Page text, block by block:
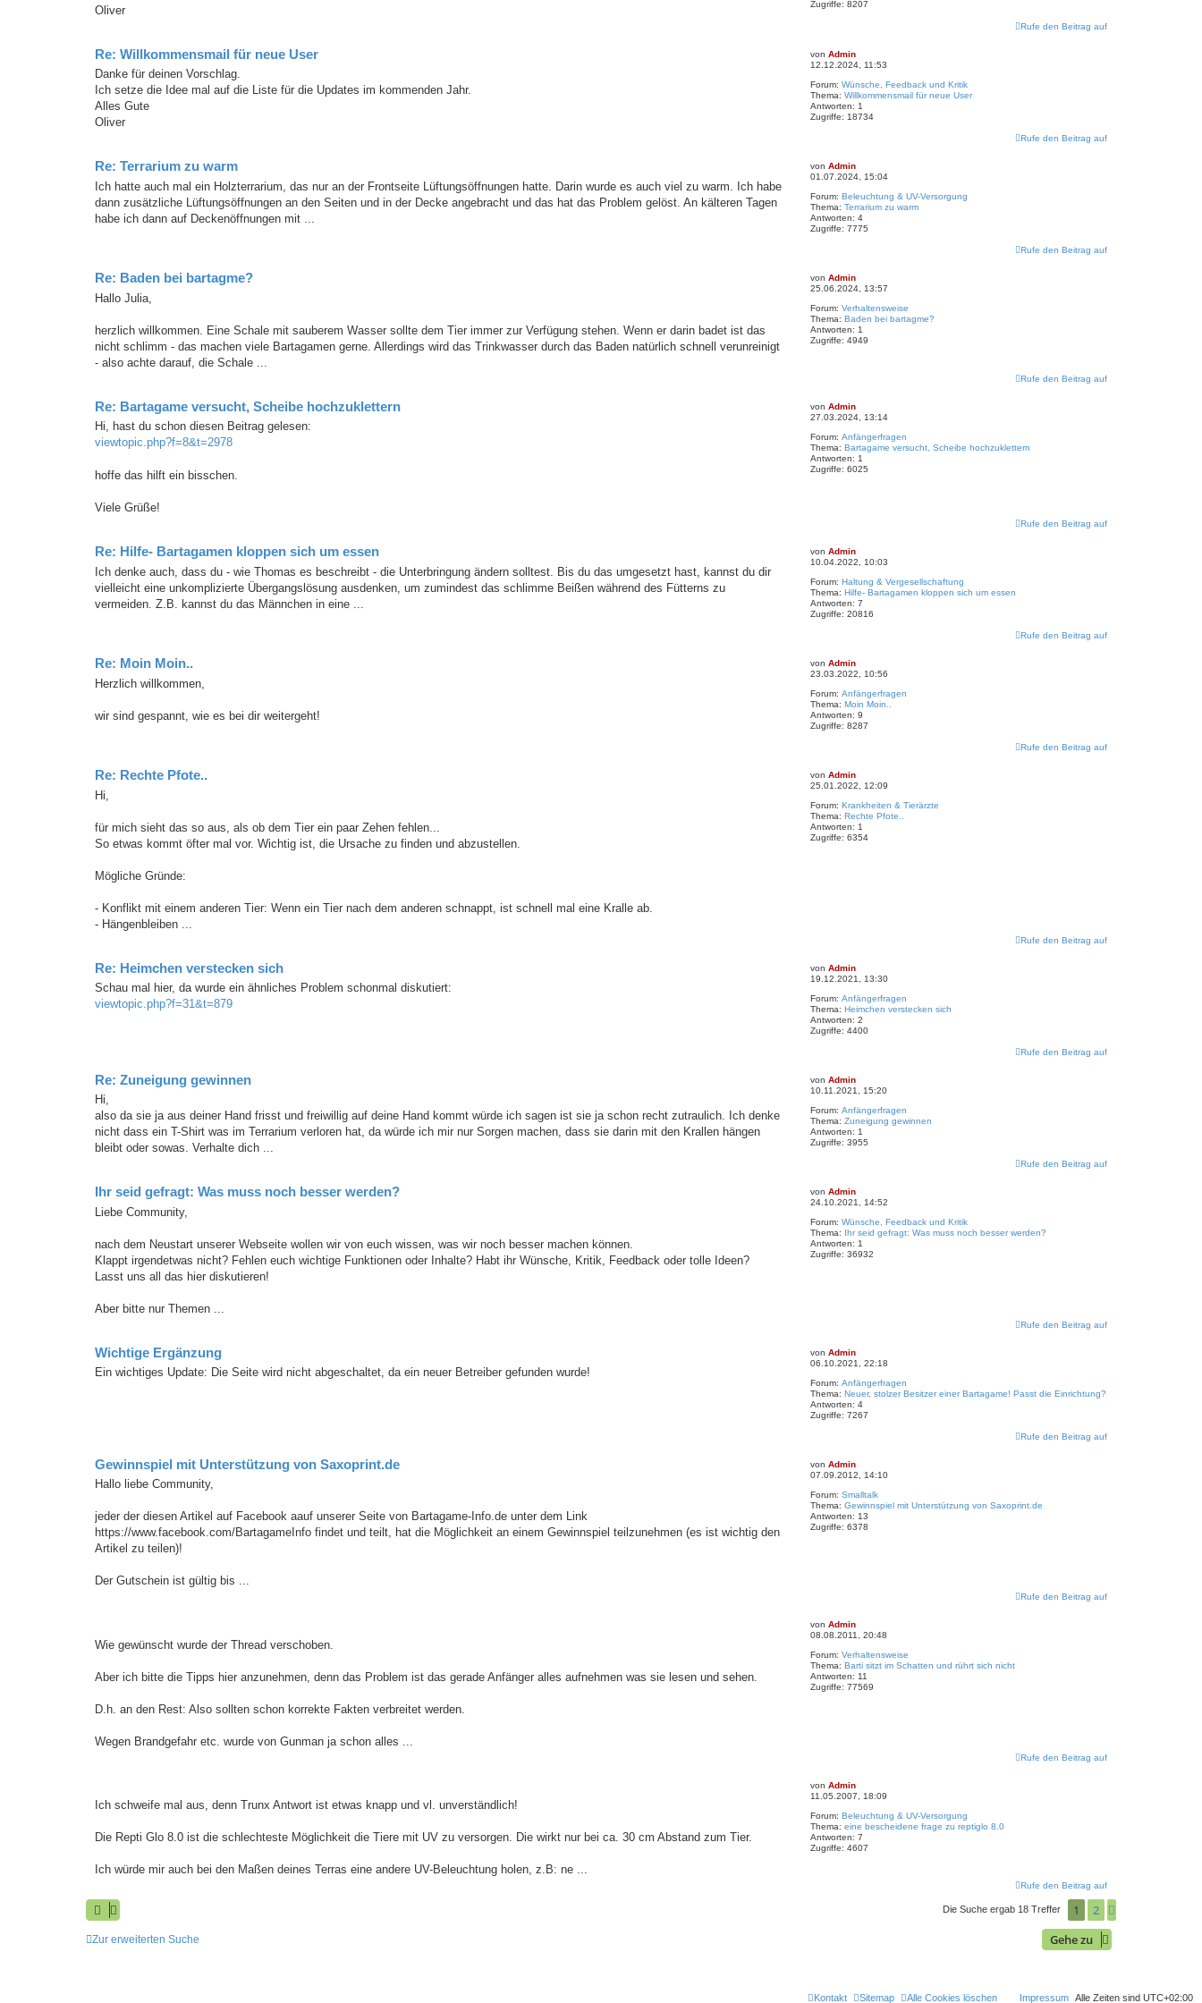
Zugriffe:8207
Oliver
Rufe den Beitrag auf
vonAdmin
12.12.2024, 11:53
Forum:Wünsche, Feedback und Kritik
Thema:Willkommensmail für neue User
Antworten: 1
Zugriffe: 18734
Re: Willkommensmail für neue User
Danke für deinen Vorschlag.
Ich setze die Idee mal auf die Liste für die Updates im kommenden Jahr.
Alles Gute
Oliver
Rufe den Beitrag auf
vonAdmin
01.07.2024, 15:04
Forum:Beleuchtung & UV-Versorgung
Thema:Terrarium zu warm
Antworten:4
Zugriffe:7775
Re: Terrarium zu warm
Ich hatte auch mal ein Holzterrarium, das nur an der Frontseite Lüftungsöffnungen hatte. Darin wurde es auch viel zu warm. Ich habe
dann zusätzliche Lüftungsöffnungen an den Seiten und in der Decke angebracht und das hat das Problem gelöst. An kälteren Tagen
habe ich dann auf Deckenöffnungen mit ...
Rufe den Beitrag auf
vonAdmin
25.06.2024, 13:57
Forum:Verhaltensweise
Thema:Baden bei bartagme?
Antworten: 1
Zugriffe:4949
Re: Baden bei bartagme?
Hallo Julia,
herzlich willkommen. Eine Schale mit sauberem Wasser sollte dem Tier immer zur Verfügung stehen. Wenn er darin badet ist das
nicht schlimm - das machen viele Bartagamen gerne. Allerdings wird das Trinkwasser durch das Baden natürlich schnell verunreinigt
- also achte darauf, die Schale ...
Rufe den Beitrag auf
vonAdmin
27.03.2024, 13:14
Forum:Anfängerfragen
Thema:Bartagame versucht, Scheibe hochzuklettern
Antworten: 1
Zugriffe:6025
Re: Bartagame versucht, Scheibe hochzuklettern
Hi, hast du schon diesen Beitrag gelesen:
viewtopic.php?f=8&t=2978
hoffe das hilft ein bisschen.
Viele Grüße!
Rufe den Beitrag auf
vonAdmin
10.04.2022, 10:03
Forum:Haltung & Vergesellschaftung
Thema:Hilfe- Bartagamen kloppen sich um essen
Antworten:7
Zugriffe:20816
Re: Hilfe- Bartagamen kloppen sich um essen
Ich denke auch, dass du - wie Thomas es beschreibt - die Unterbringung ändern solltest. Bis du das umgesetzt hast, kannst du dir
vielleicht eine unkomplizierte Übergangslösung ausdenken, um zumindest das schlimme Beißen während des Fütterns zu
vermeiden. Z.B. kannst du das Männchen in eine ...
Rufe den Beitrag auf
vonAdmin
23.03.2022, 10:56
Forum:Anfängerfragen
Thema:Moin Moin..
Antworten:9
Zugriffe:8287
Re: Moin Moin..
Herzlich willkommen,
wir sind gespannt, wie es bei dir weitergeht!
Rufe den Beitrag auf
vonAdmin
25.01.2022, 12:09
Forum:Krankheiten & Tierärzte
Thema:Rechte Pfote..
Antworten: 1
Zugriffe:6354
Re: Rechte Pfote..
Hi,
für mich sieht das so aus, als ob dem Tier ein paar Zehen fehlen...
So etwas kommt öfter mal vor. Wichtig ist, die Ursache zu finden und abzustellen.
Mögliche Gründe:
- Konflikt mit einem anderen Tier: Wenn ein Tier nach dem anderen schnappt, ist schnell mal eine Kralle ab.
- Hängenbleiben ...
Rufe den Beitrag auf
vonAdmin
19.12.2021, 13:30
Forum:Anfängerfragen
Thema:Heimchen verstecken sich
Antworten:2
Zugriffe:4400
Re: Heimchen verstecken sich
Schau mal hier, da wurde ein ähnliches Problem schonmal diskutiert:
viewtopic.php?f=31&t=879
Rufe den Beitrag auf
vonAdmin
10.11.2021, 15:20
Forum:Anfängerfragen
Thema:Zuneigung gewinnen
Antworten: 1
Zugriffe:3955
Re: Zuneigung gewinnen
Hi,
also da sie ja aus deiner Hand frisst und freiwillig auf deine Hand kommt würde ich sagen ist sie ja schon recht zutraulich. Ich denke
nicht dass ein T-Shirt was im Terrarium verloren hat, da würde ich mir nur Sorgen machen, dass sie darin mit den Krallen hängen
bleibt oder sowas. Verhalte dich ...
Rufe den Beitrag auf
vonAdmin
24.10.2021, 14:52
Forum:Wünsche, Feedback und Kritik
Thema: Ihr seid gefragt: Was muss noch besser werden?
Antworten: 1
Zugriffe:36932
Ihr seid gefragt: Was muss noch besser werden?
Liebe Community,
nach dem Neustart unserer Webseite wollen wir von euch wissen, was wir noch besser machen können.
Klappt irgendetwas nicht? Fehlen euch wichtige Funktionen oder Inhalte? Habt ihr Wünsche, Kritik, Feedback oder tolle Ideen?
Lasst uns all das hier diskutieren!
Aber bitte nur Themen ...
Rufe den Beitrag auf
vonAdmin
06.10.2021, 22:18
Forum:Anfängerfragen
Thema:Neuer, stolzer Besitzer einer Bartagame! Passt die Einrichtung?
Antworten:4
Zugriffe:7267
Wichtige Ergänzung
Ein wichtiges Update: Die Seite wird nicht abgeschaltet, da ein neuer Betreiber gefunden wurde!
Rufe den Beitrag auf
vonAdmin
07.09.2012, 14:10
Forum:Smalltalk
Thema:Gewinnspiel mit Unterstützung von Saxoprint.de
Antworten: 13
Zugriffe:6378
Gewinnspiel mit Unterstützung von Saxoprint.de
Hallo liebe Community,
jeder der diesen Artikel auf Facebook aauf unserer Seite von Bartagame-Info.de unter dem Link
https://www.facebook.com/BartagameInfo findet und teilt, hat die Möglichkeit an einem Gewinnspiel teilzunehmen (es ist wichtig den
Artikel zu teilen)!
Der Gutschein ist gültig bis ...
Rufe den Beitrag auf
vonAdmin
08.08.2011, 20:48
Forum:Verhaltensweise
Thema:Barti sitzt im Schatten und rührt sich nicht
Antworten: 11
Zugriffe:77569
Wie gewünscht wurde der Thread verschoben.
Aber ich bitte die Tipps hier anzunehmen, denn das Problem ist das gerade Anfänger alles aufnehmen was sie lesen und sehen.
D.h. an den Rest: Also sollten schon korrekte Fakten verbreitet werden.
Wegen Brandgefahr etc. wurde von Gunman ja schon alles ...
Rufe den Beitrag auf
vonAdmin
11.05.2007, 18:09
Forum:Beleuchtung & UV-Versorgung
Thema:eine bescheidene frage zu reptiglo 8.0
Antworten:7
Zugriffe:4607
Ich schweife mal aus, denn Trunx Antwort ist etwas knapp und vl. unverständlich!
Die Repti Glo 8.0 ist die schlechteste Möglichkeit die Tiere mit UV zu versorgen. Die wirkt nur bei ca. 30 cm Abstand zum Tier.
Ich würde mir auch bei den Maßen deines Terras eine andere UV-Beleuchtung holen, z.B: ne ...
Rufe den Beitrag auf
Die Suche ergab 18 Treffer 1 2
Zur erweiterten Suche Gehe zu
Alle Zeiten sind UTC+02:00
Impressum
Alle Cookies löschen
Sitemap
Kontakt